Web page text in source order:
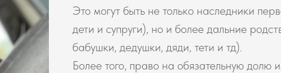
Это могут быть не только наследники
дети и супруги), но и более дальние
бабушки, дедушки, дяди, тети и тд).
Более того, право на обязательную долю